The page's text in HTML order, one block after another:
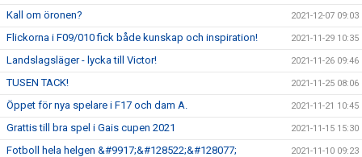
Kall om öronen? 2021-12-07 09:03
Flickorna i F09/010 fick både kunskap och inspiration! 2021-11-29 10:35
Landslagsläger - lycka till Victor! 2021-11-26 09:46
TUSEN TACK! 2021-11-25 08:06
Öppet för nya spelare i F17 och dam A. 2021-11-21 10:45
Grattis till bra spel i Gais cupen 2021 2021-11-15 15:30
Fotboll hela helgen &#9917;&#128522;&#128077; 2021-11-10 09:23